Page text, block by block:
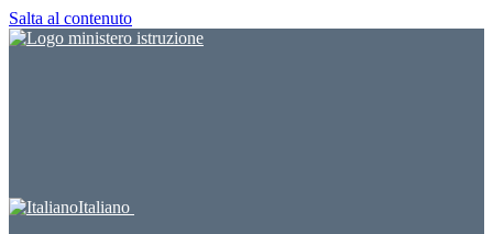
Salta al contenuto
Italiano